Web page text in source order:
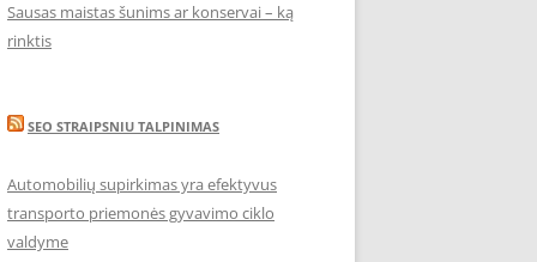
Sausas maistas šunims ar konservai – ką
rinktis
SEO STRAIPSNIU TALPINIMAS
Automobilių supirkimas yra efektyvus
transporto priemonės gyvavimo ciklo
valdyme